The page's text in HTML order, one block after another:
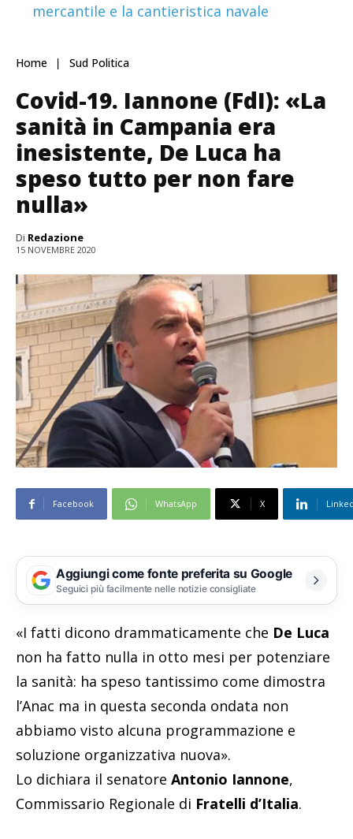
mercantile e la cantieristica navale
Home Sud Politica
Covid-19. Iannone (FdI): «La
sanità in Campania era
inesistente, De Luca ha
speso tutto per non fare
nulla»
Di Redazione
15 NOVEMBRE 2020
Facebook WhatsApp X
Aggiungi come fonte preferita su Google
Seguici più facilmente nelle notizie consigliate
«I fatti dicono drammaticamente che De Luca
non ha fatto nulla in otto mesi per potenziare
la sanità: ha speso tantissimo come dimostra
l’Anac ma in questa seconda ondata non
abbiamo visto alcuna programmazione e
soluzione organizzativa nuova».
Lo dichiara il senatore Antonio Iannone,
Commissario Regionale di Fratelli d’Italia.